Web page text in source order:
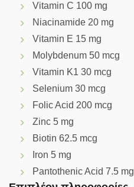
Vitamin C 100 mg
Niacinamide 20 mg
Vitamin E 15 mg
Molybdenum 50 mcg
Vitamin K1 30 mcg
Selenium 30 mcg
Folic Acid 200 mcg
Zinc 5 mg
Biotin 62.5 mcg
Iron 5 mg
Pantothenic Acid 7.5 mg